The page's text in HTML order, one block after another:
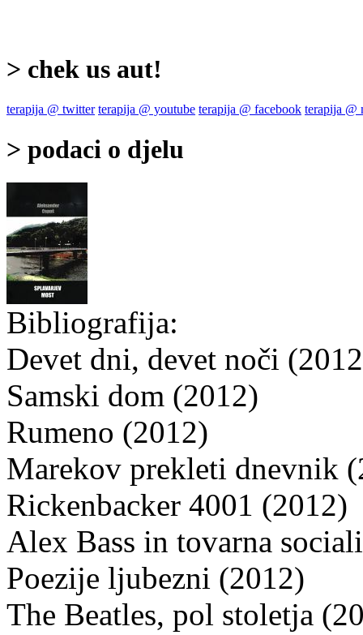
> chek us aut!
terapija @ twitter terapija @ youtube terapija @ facebook terapija @
> podaci o djelu
Bibliografija:
Devet dni, devet noči
Samski dom (2012)
Rumeno (2012)
Marekov prekleti dnevnik
Rickenbacker 4001 (2012)
Alex Bass in tovarna
Poezije ljubezni (2012)
The Beatles, pol stoletja